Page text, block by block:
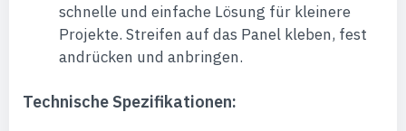
schnelle und einfache Lösung für kleinere
Projekte. Streifen auf das Panel kleben, fest
andrücken und anbringen.
Technische Spezifikationen: